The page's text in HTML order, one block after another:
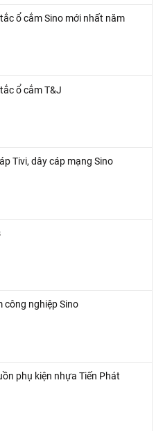
ổ cắm Sino mới nhất năm
ổ cắm T&J
Tivi, dây cáp mạng Sino
công nghiệp Sino
phụ kiện nhựa Tiến Phát